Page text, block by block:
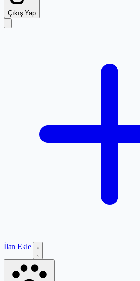
Çıkış Yap
İlan Ekle